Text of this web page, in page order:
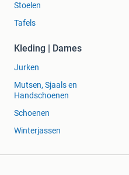
Stoelen
Tafels
Kleding | Dames
Jurken
Mutsen, Sjaals en
Handschoenen
Schoenen
Winterjassen